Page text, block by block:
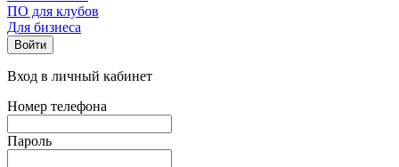
ПО для клубов
Для бизнеса
Войти
Вход в личный кабинет
Номер телефона
Пароль